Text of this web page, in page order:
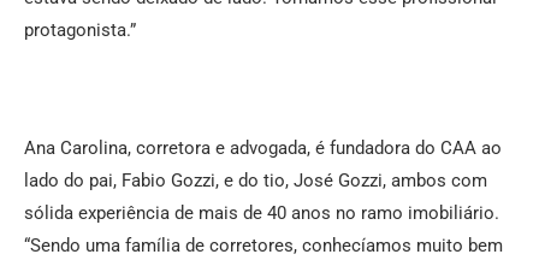
protagonista.”
Ana Carolina, corretora e advogada, é fundadora do CAA ao
lado do pai, Fabio Gozzi, e do tio, José Gozzi, ambos com
sólida experiência de mais de 40 anos no ramo imobiliário.
“Sendo uma família de corretores, conhecíamos muito bem